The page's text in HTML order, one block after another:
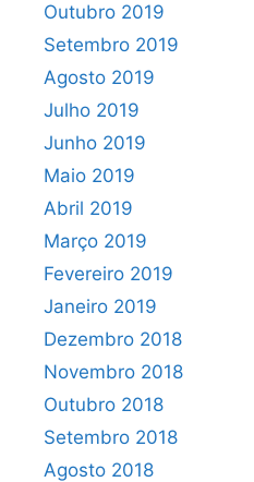
Outubro 2019
Setembro 2019
Agosto 2019
Julho 2019
Junho 2019
Maio 2019
Abril 2019
Março 2019
Fevereiro 2019
Janeiro 2019
Dezembro 2018
Novembro 2018
Outubro 2018
Setembro 2018
Agosto 2018